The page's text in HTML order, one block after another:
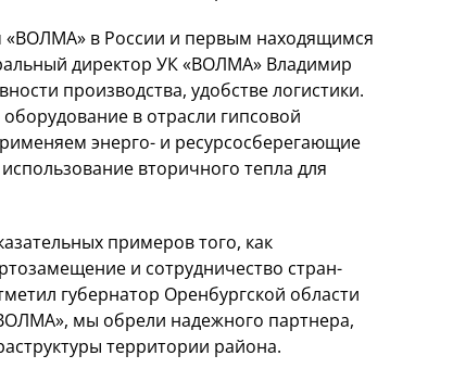
«ВОЛМА» в России и первым находящимся
директор УК «ВОЛМА» Владимир
производства, удобстве логистики.
в отрасли гипсовой
энерго- и ресурсосберегающие
вторичного тепла для
примеров того, как
и сотрудничество стран-
губернатор Оренбургской области
мы обрели надежного партнера,
территории района.